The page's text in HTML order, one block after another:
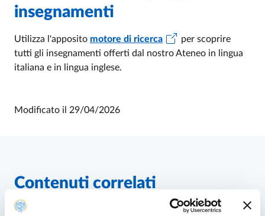
insegnamenti
Utilizza l'apposito motore di ricerca
per scoprire
tutti gli insegnamenti offerti dal nostro Ateneo in lingua
italiana e in lingua inglese.
Modificato il 29/04/2026
Contenuti correlati